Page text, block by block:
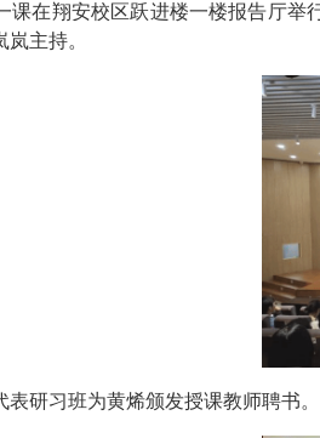
课在翔安校区跃进楼一楼报告厅
主持。
研习班为黄烯颁发授课教师聘书。